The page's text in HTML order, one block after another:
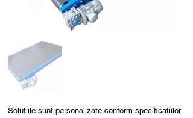
Soluțiile sunt personalizate conform specificațiilor